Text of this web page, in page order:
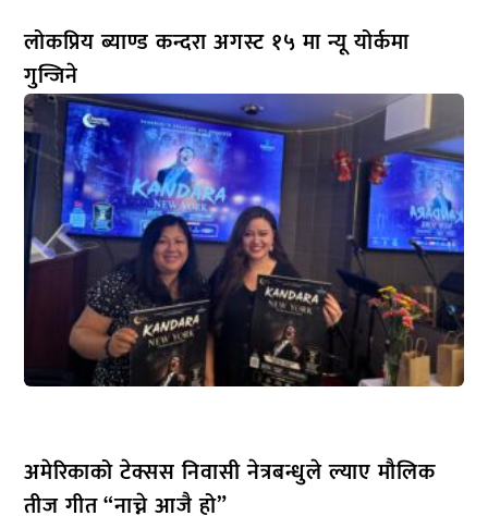
लोकप्रिय ब्याण्ड कन्दरा अगस्ट १५ मा न्यू योर्कमा
गुन्जिने
अमेरिकाको टेक्सस निवासी नेत्रबन्धुले ल्याए मौलिक
तीज गीत “नाच्ने आजै हो”